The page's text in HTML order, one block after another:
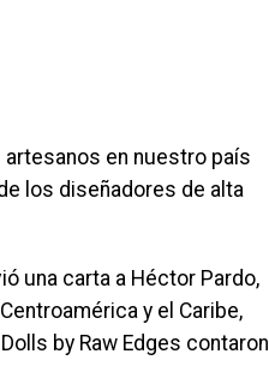
artesanos en nuestro país
los diseñadores de alta
una carta a Héctor Pardo,
y el Caribe,
by Raw Edges contaron